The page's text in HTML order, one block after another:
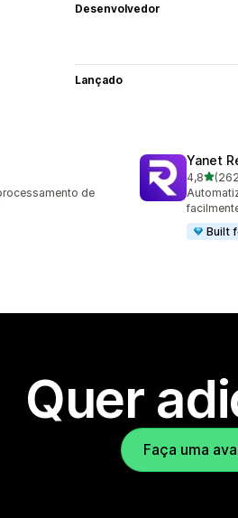
Desenvolvedor
Lançado
de
Yanet
4,8de 5
262
Built
Quer
Faça uma